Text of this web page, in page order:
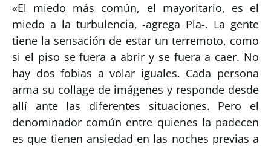
«El miedo más común, el mayoritario, es el
miedo a la turbulencia, -agrega Pla-. La gente
tiene la sensación de estar un terremoto, como
si el piso se fuera a abrir y se fuera a caer. No
hay dos fobias a volar iguales. Cada persona
arma su collage de imágenes y responde desde
allí ante las diferentes situaciones. Pero el
denominador común entre quienes la padecen
es que tienen ansiedad en las noches previas a